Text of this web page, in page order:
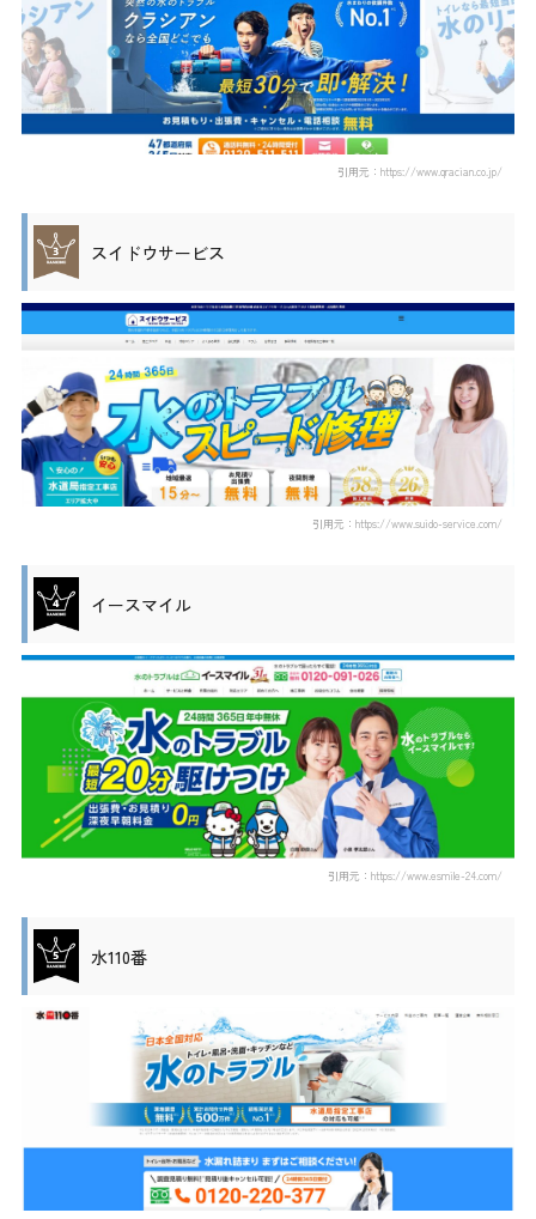
引用元：https://www.qracian.co.jp/
スイドウサービス
引用元：https://www.suido-service.com/
イースマイル
引用元：https://www.esmile-24.com/
水110番